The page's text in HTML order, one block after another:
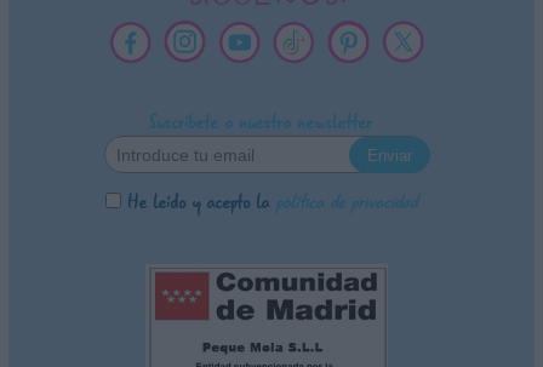
Suscríbete a nuestra newsletter
He leído y acepto la política de privacidad